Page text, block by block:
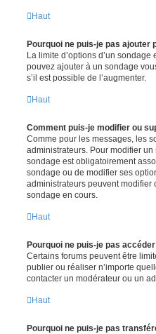
Haut
Pourquoi ne puis-je pas ajouter
La limite d’options d’un
pouvez ajouter à un sondage
s’il est possible de l’augmenter.
Haut
Comment puis-je modifier ou
Comme pour les messages, les
administrateurs. Pour modifier
sondage est obligatoirement
sondage ou de modifier ses
administrateurs peuvent modifier
sondage en cours.
Haut
Pourquoi ne puis-je pas
Certains forums peuvent être
publier ou réaliser n’importe
contacter un modérateur ou un
Haut
Pourquoi ne puis-je pas